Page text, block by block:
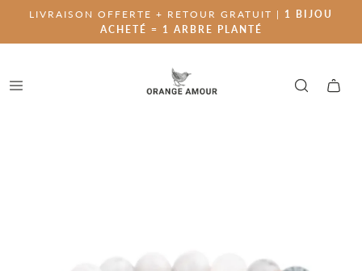
LIVRAISON OFFERTE + RETOUR GRATUIT | 1 BIJOU
ACHETÉ = 1 ARBRE PLANTÉ